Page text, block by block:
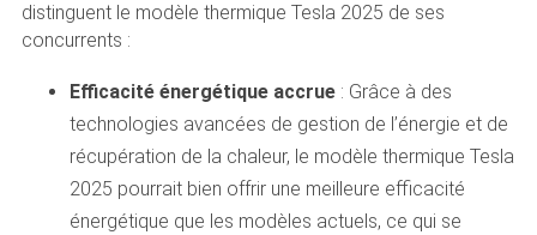
distinguent le modèle thermique Tesla 2025 de ses
concurrents :
Efficacité énergétique accrue: Grâce à des
technologies avancées de gestion de l’énergie et de
récupération de la chaleur, le modèle thermique Tesla
2025 pourrait bien offrir une meilleure efficacité
énergétique que les modèles actuels, ce qui se